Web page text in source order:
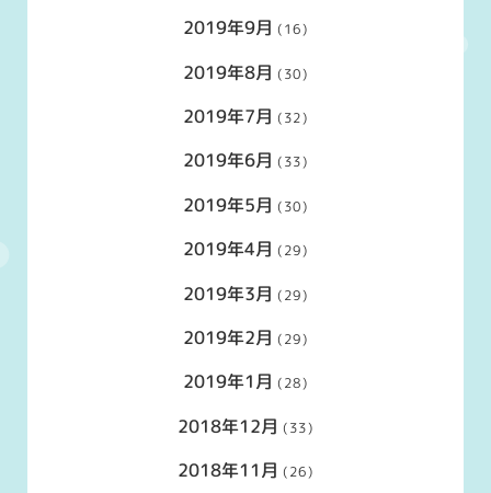
2019年9月 (16)
2019年8月 (30)
2019年7月 (32)
2019年6月 (33)
2019年5月 (30)
2019年4月 (29)
2019年3月 (29)
2019年2月 (29)
2019年1月 (28)
2018年12月 (33)
2018年11月 (26)